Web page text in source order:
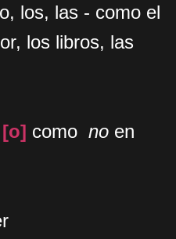
los, las - como el
los libros, las
[o] como no en